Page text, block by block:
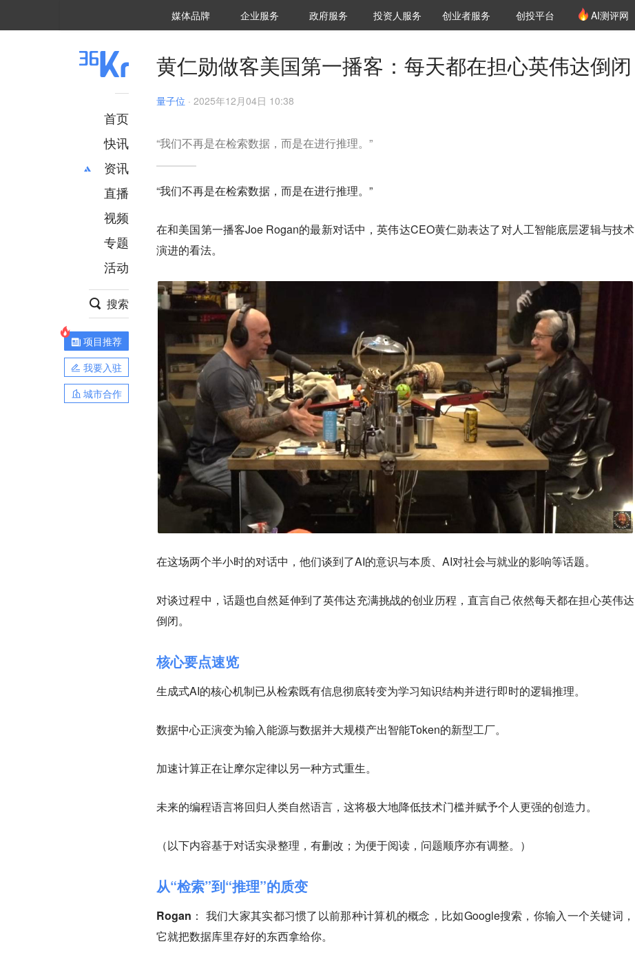
媒体品牌 36Kr研究院
企业服务 城市之窗
政府服务 VClub投资机构库
投资机构职位推介
投资人服务 创投氪堂
创业者服务 创投平台 AI测评网
首页
快讯
资讯
推荐
财经
项目推荐
安徽
直播
视频
专题
活动
搜索
项目推荐
我要入驻
城市合作
黄仁勋做客美国第一播客：每天都在担心英伟达倒闭
量子位 · 2025年12月04日 10:38
“我们不再是在检索数据，而是在进行推理。”
“我们不再是在检索数据，而是在进行推理。”
在和美国第一播客Joe Rogan的最新对话中，英伟达CEO黄仁勋表达了对人工智能底层逻辑与技术
演进的看法。
在这场两个半小时的对话中，他们谈到了AI的意识与本质、AI对社会与就业的影响等话题。
对谈过程中，话题也自然延伸到了英伟达充满挑战的创业历程，直言自己依然每天都在担心英伟达
倒闭。
核心要点速览
生成式AI的核心机制已从检索既有信息彻底转变为学习知识结构并进行即时的逻辑推理。
数据中心正演变为输入能源与数据并大规模产出智能Token的新型工厂。
加速计算正在让摩尔定律以另一种方式重生。
未来的编程语言将回归人类自然语言，这将极大地降低技术门槛并赋予个人更强的创造力。
（以下内容基于对话实录整理，有删改；为便于阅读，问题顺序亦有调整。）
从“检索”到“推理”的质变
Rogan ： 我们大家其实都习惯了以前那种计算机的概念，比如Google搜索，你输入一个关键词，
它就把数据库里存好的东西拿给你。